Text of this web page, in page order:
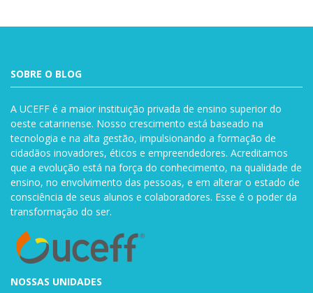
SOBRE O BLOG
A UCEFF é a maior instituição privada de ensino superior do
oeste catarinense. Nosso crescimento está baseado na
tecnologia e na alta gestão, impulsionando a formação de
cidadãos inovadores, éticos e empreendedores. Acreditamos
que a evolução está na força do conhecimento, na qualidade de
ensino, no envolvimento das pessoas, e em alterar o estado de
consciência de seus alunos e colaboradores. Esse é o poder da
transformação do ser.
NOSSAS UNIDADES